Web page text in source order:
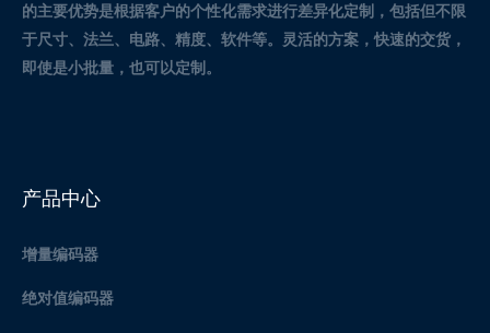
的主要优势是根据客户的个性化需求进行差异化定制，包括但不限
于尺寸、法兰、电路、精度、软件等。灵活的方案，快速的交货，
即使是小批量，也可以定制。
产品中心
增量编码器
绝对值编码器